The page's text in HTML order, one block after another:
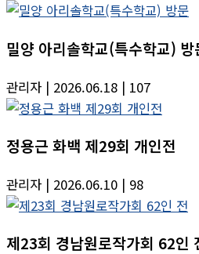
밀양 아리솔학교(특수학교) 방
관리자 | 2026.06.18 | 107
정용근 화백 제29회 개인전
관리자 | 2026.06.10 | 98
제23회 경남원로작가회 62인